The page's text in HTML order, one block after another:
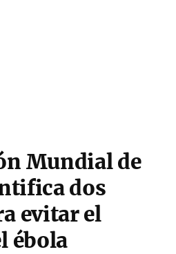
Mundial de
dos
evitar el
ébola